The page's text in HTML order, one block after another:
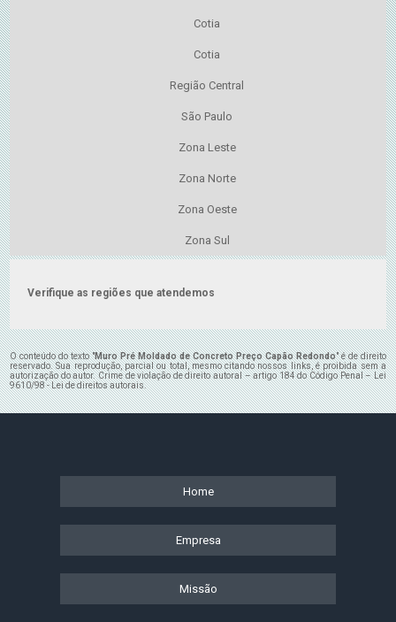
Cotia
Cotia
Região Central
São Paulo
Zona Leste
Zona Norte
Zona Oeste
Zona Sul
Verifique as regiões que atendemos
O conteúdo do texto "Muro Pré Moldado de Concreto Preço Capão Redondo" é de direito
reservado. Sua reprodução, parcial ou total, mesmo citando nossos links, é proibida sem a
autorização do autor. Crime de violação de direito autoral – artigo 184 do Código Penal –Lei
9610/98 - Lei de direitos autorais.
Home
Empresa
Missão